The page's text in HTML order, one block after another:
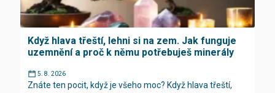
Když hlava třeští, lehni si na zem. Jak funguje
uzemnění a proč k němu potřebuješ minerály
5. 8. 2026
Znáte ten pocit, když je všeho moc? Když hlava třeští,